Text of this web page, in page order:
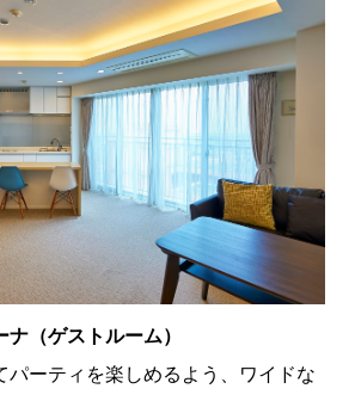
（ゲストルーム）
パーティを楽しめるよう、ワイドな